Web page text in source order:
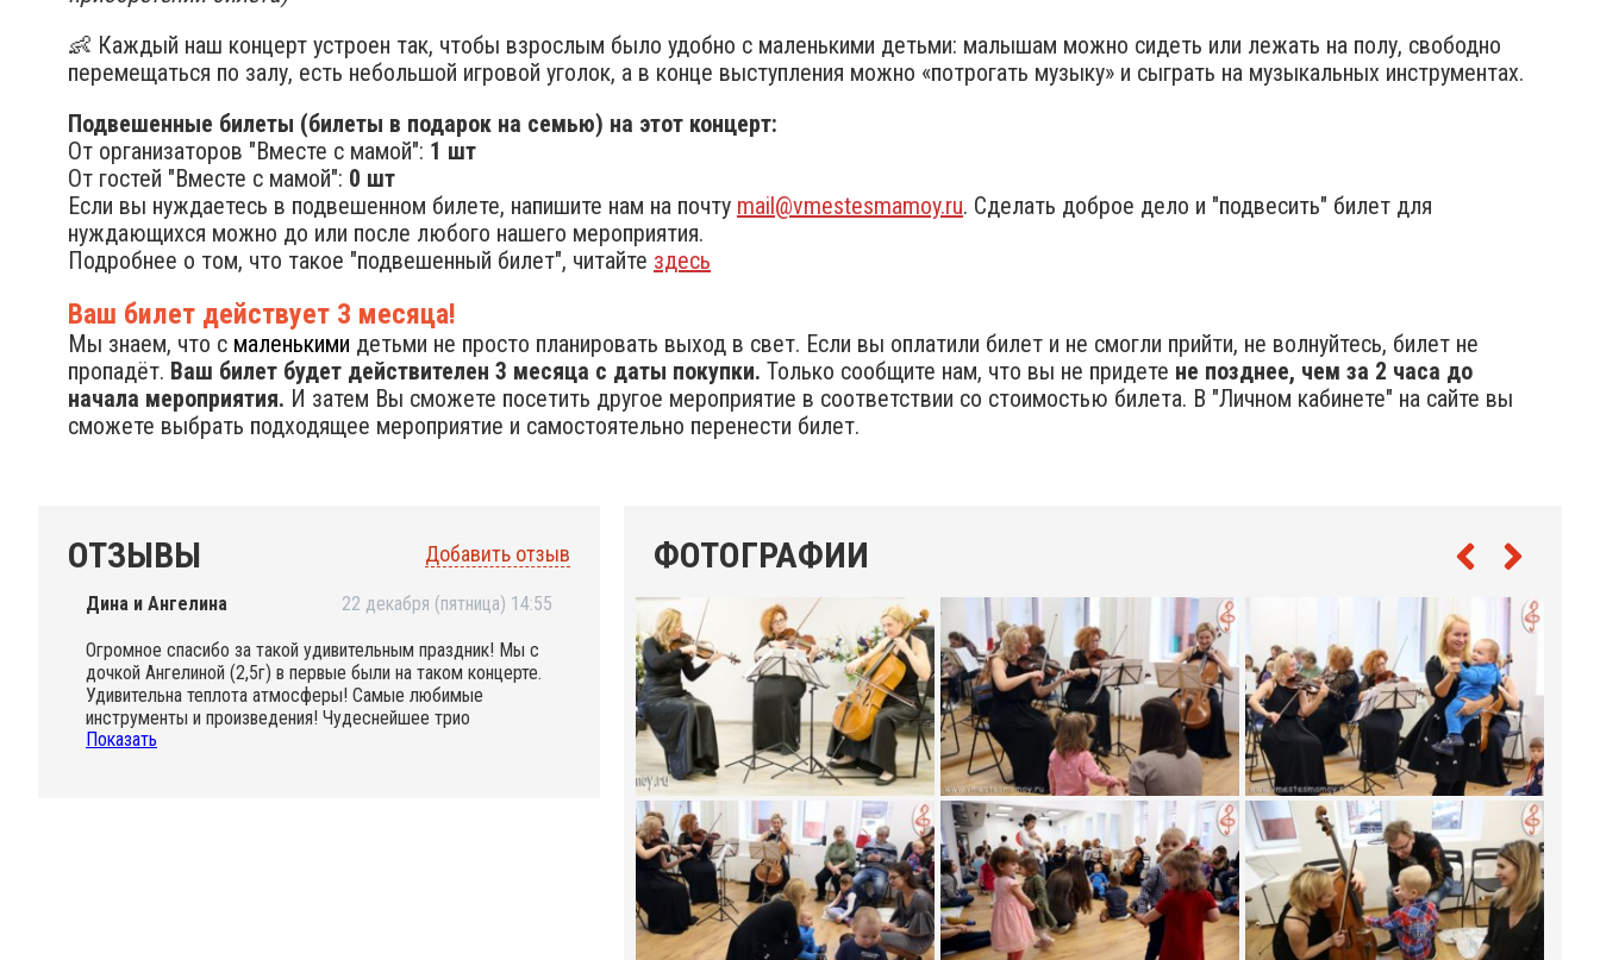
👶 Каждый наш концерт устроен так, чтобы взрослым было удобно с маленькими детьми: малышам можно сидеть или лежать на полу, свободно
перемещаться по залу, есть небольшой игровой уголок, а в конце выступления можно «потрогать музыку» и сыграть на музыкальных инструментах.
Подвешенные билеты (билеты в подарок на семью) на этот концерт:
От организаторов "Вместе с мамой": 1 шт
От гостей "Вместе с мамой": 0 шт
Если вы нуждаетесь в подвешенном билете, напишите нам на почту mail@vmestesmamoy.ru. Сделать доброе дело и "подвесить" билет для
нуждающихся можно до или после любого нашего мероприятия.
Подробнее о том, что такое "подвешенный билет", читайте здесь
Ваш билет действует 3 месяца!
Мы знаем, что с маленькими детьми не просто планировать выход в свет. Если вы оплатили билет и не смогли прийти, не волнуйтесь, билет не
пропадёт. Ваш билет будет действителен 3 месяца с даты покупки. Только сообщите нам, что вы не придете не позднее, чем за 2 часа до
начала мероприятия. И затем Вы сможете посетить другое мероприятие в соответствии со стоимостью билета. В "Личном кабинете" на сайте вы
сможете выбрать подходящее мероприятие и самостоятельно перенести билет.
ОТЗЫВЫ Добавить отзыв
Дина и Ангелина 22 декабря (пятница) 14:55
Огромное спасибо за такой удивительным праздник! Мы с
дочкой Ангелиной (2,5г) в первые были на таком концерте.
Удивительна теплота атмосферы! Самые любимые
инструменты и произведения! Чудеснейшее трио
удивительных музыкантов! Первые 20 минут дочка
Показать
ФОТОГРАФИИ